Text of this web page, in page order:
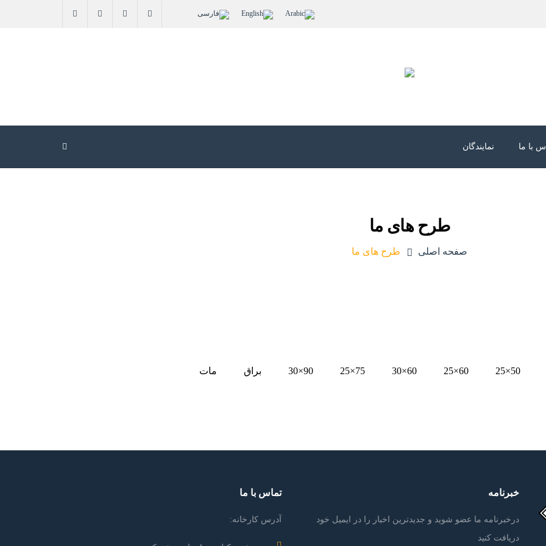
با ما نمایندگان
طرح های ما
صفحه اصلی طرح های ما
50×25
60×25
60×30
75×25
90×30 براق مات
خبرنامه
درخبرنامه ما عضو شوید و جدیدترین اخبار را در ایمیل خود
دریافت کنید
تماس با ما
آدرس کارخانه: